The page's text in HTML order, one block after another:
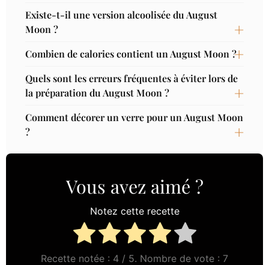
Existe-t-il une version alcoolisée du August
Moon ?
Combien de calories contient un August Moon ?
Quels sont les erreurs fréquentes à éviter lors de
la préparation du August Moon ?
Comment décorer un verre pour un August Moon
?
Vous avez aimé ?
Notez cette recette
Recette notée : 4 / 5. Nombre de vote : 7